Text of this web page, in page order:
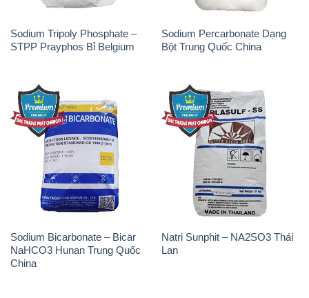
Sodium Tripoly Phosphate –
STPP Prayphos Bỉ Belgium
Sodium Percarbonate Dạng
Bột Trung Quốc China
Sodium Bicarbonate – Bicar
NaHCO3 Hunan Trung Quốc
China
Natri Sunphit – NA2SO3 Thái
Lan